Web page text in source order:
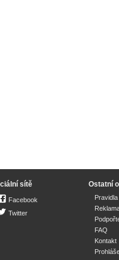
sítě
Facebook
Twitter
Ostatní
Pravidla
FAQ
Kontakt